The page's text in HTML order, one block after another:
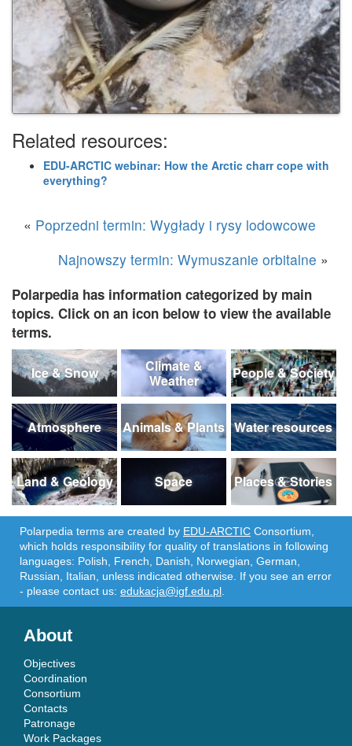
Related resources:
EDU-ARCTIC webinar: How the Arctic charr cope with
everything?
« Poprzedni termin: Wygłady i rysy lodowcowe
Najnowszy termin: Wymuszanie orbitalne »
Polarpedia has information categorized by main
topics. Click on an icon below to view the available
terms.
Ice & Snow
Climate &
Weather
People & Society
Atmosphere Animals & Plants Water resources
Land & Geology Space Places & Stories
Polarpedia terms are created by EDU-ARCTIC Consortium,
which holds responsibility for quality of translations in following
languages: Polish, French, Danish, Norwegian, German,
Russian, Italian, unless indicated otherwise. If you see an error
- please contact us: edukacja@igf.edu.pl.
About
Objectives
Coordination
Consortium
Contacts
Patronage
Work Packages